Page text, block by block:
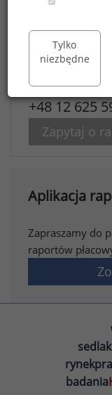
Potrzebujesz
Dział analiz
+48 12 625
Zapytaj o
Aplikacja
Zapraszamy do
raportów
badania
Tylko
niezbędne